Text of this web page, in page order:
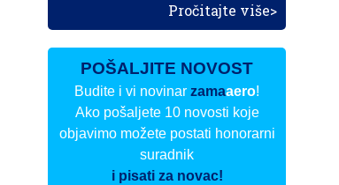
Pročitajte više>
POŠALJITE NOVOST
Budite i vi novinarzamaaero!
Ako pošaljete 10 novosti koje
objavimo možete postati honorarni
suradnik
i pisati za novac!